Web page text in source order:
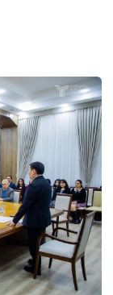
04
(71) 207-
68